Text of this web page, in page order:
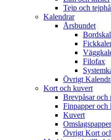
Tejp och
Kalendrar
Årsbundet
Filofax
Övrigt
Kort och kuvert
Brevpåsar och
Finpapper och
Kuvert
Övrigt Kort